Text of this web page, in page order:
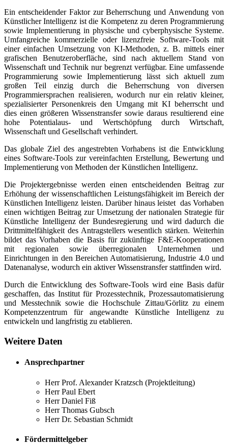
Ein entscheidender Faktor zur Beherrschung und Anwendung von
Künstlicher Intelligenz ist die Kompetenz zu deren Programmierung
sowie Implementierung in physische und cyberphysische Systeme.
Umfangreiche kommerzielle oder lizenzfreie Software-Tools mit
einer einfachen Umsetzung von KI-Methoden, z. B. mittels einer
grafischen Benutzeroberfläche, sind nach aktuellem Stand von
Wissenschaft und Technik nur begrenzt verfügbar. Eine umfassende
Programmierung sowie Implementierung lässt sich aktuell zum
großen Teil einzig durch die Beherrschung von diversen
Programmiersprachen realisieren, wodurch nur ein relativ kleiner,
spezialisierter Personenkreis den Umgang mit KI beherrscht und
dies einen größeren Wissenstransfer sowie daraus resultierend eine
hohe Potentialaus- und Wertschöpfung durch Wirtschaft,
Wissenschaft und Gesellschaft verhindert.
Das globale Ziel des angestrebten Vorhabens ist die Entwicklung
eines Software-Tools zur vereinfachten Erstellung, Bewertung und
Implementierung von Methoden der Künstlichen Intelligenz.
Die Projektergebnisse werden einen entscheidenden Beitrag zur
Erhöhung der wissenschaftlichen Leistungsfähigkeit im Bereich der
Künstlichen Intelligenz leisten. Darüber hinaus leistet das Vorhaben
einen wichtigen Beitrag zur Umsetzung der nationalen Strategie für
Künstliche Intelligenz der Bundesregierung und wird dadurch die
Drittmittelfähigkeit des Antragstellers wesentlich stärken. Weiterhin
bildet das Vorhaben die Basis für zukünftige F&E-Kooperationen
mit regionalen sowie überregionalen Unternehmen und
Einrichtungen in den Bereichen Automatisierung, Industrie 4.0 und
Datenanalyse, wodurch ein aktiver Wissenstransfer stattfinden wird.
Durch die Entwicklung des Software-Tools wird eine Basis dafür
geschaffen, das Institut für Prozesstechnik, Prozessautomatisierung
und Messtechnik sowie die Hochschule Zittau/Görlitz zu einem
Kompetenzzentrum für angewandte Künstliche Intelligenz zu
entwickeln und langfristig zu etablieren.
Weitere Daten
Ansprechpartner
Herr Prof. Alexander Kratzsch (Projektleitung)
Herr Paul Ebert
Herr Daniel Fiß
Herr Thomas Gubsch
Herr Dr. Sebastian Schmidt
Fördermittelgeber